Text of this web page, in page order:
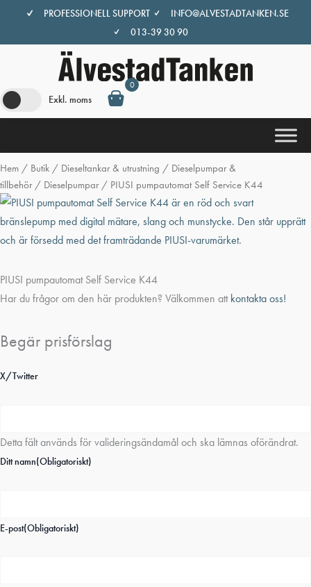
innehåll
PROFESSIONELL SUPPORT
INFO@ALVESTADTANKEN.SE
013-39 30 90
Exkl. moms
0
Hem / Butik / Dieseltankar & utrustning / Dieselpumpar &
tillbehör/ Dieselpumpar/ PIUSI pumpautomat Self Service K44
PIUSI pumpautomat Self Service K44
Har du frågor om den här produkten? Välkommen attkontakta oss!
Begär prisförslag
X/Twitter
Detta fält används för valideringsändamål och ska lämnas oförändrat.
Ditt namn(Obligatoriskt)
E-post(Obligatoriskt)